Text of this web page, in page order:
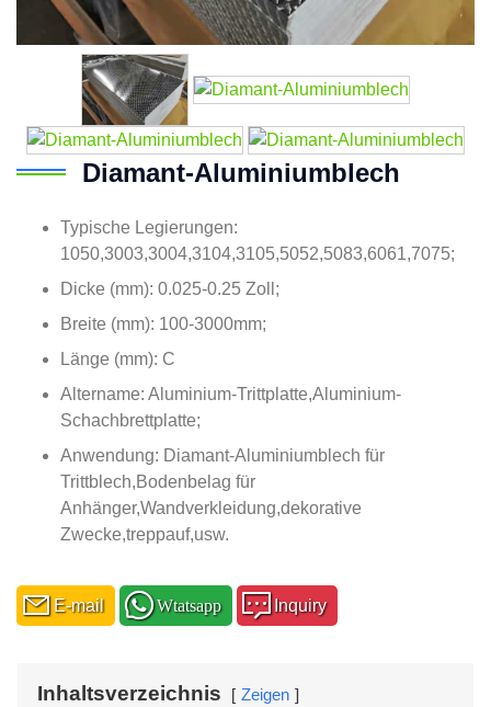
Diamant-Aluminiumblech
Typische Legierungen:
1050,3003,3004,3104,3105,5052,5083,6061,7075;
Dicke (mm): 0.025-0.25 Zoll;
Breite (mm): 100-3000mm;
Länge (mm): C
Altername: Aluminium-Trittplatte,Aluminium-
Schachbrettplatte;
Anwendung: Diamant-Aluminiumblech für
Trittblech,Bodenbelag für
Anhänger,Wandverkleidung,dekorative
Zwecke,treppauf,usw.
E-mail Wtatsapp Inquiry
Inhaltsverzeichnis Zeigen